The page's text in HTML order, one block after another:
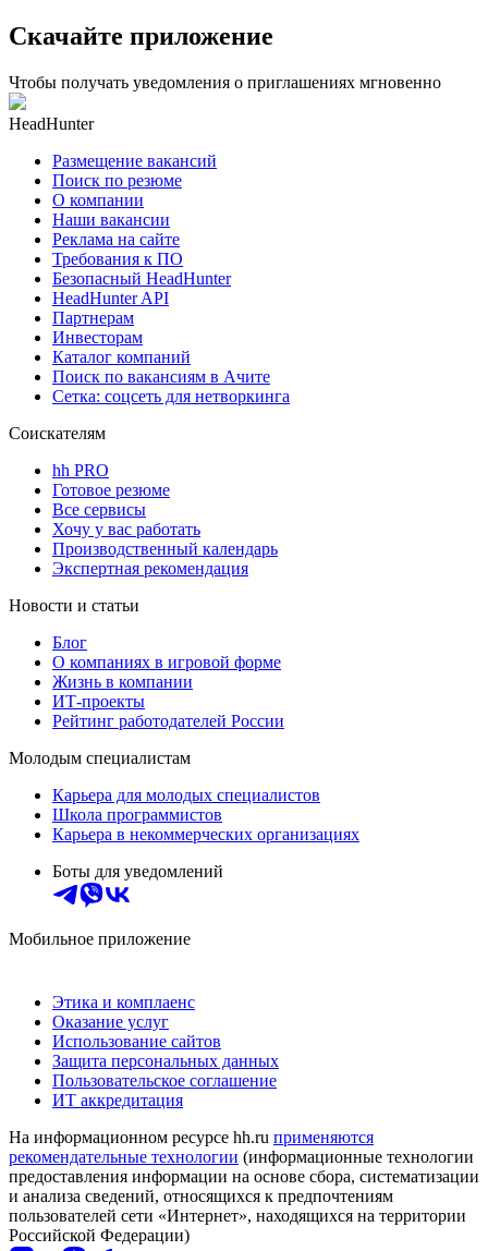
Скачайте приложение
Чтобы получать уведомления о приглашениях мгновенно
HeadHunter
Размещение вакансий
Поиск по резюме
О компании
Наши вакансии
Реклама на сайте
Требования к ПО
Безопасный HeadHunter
HeadHunter API
Партнерам
Инвесторам
Каталог компаний
Поиск по вакансиям в Ачите
Сетка: соцсеть для нетворкинга
Соискателям
hh PRO
Готовое резюме
Все сервисы
Хочу у вас работать
Производственный календарь
Экспертная рекомендация
Новости и статьи
Блог
О компаниях в игровой форме
Жизнь в компании
ИТ-проекты
Рейтинг работодателей России
Молодым специалистам
Карьера для молодых специалистов
Школа программистов
Карьера в некоммерческих организациях
Боты для уведомлений
Мобильное приложение
Этика и комплаенс
Оказание услуг
Использование сайтов
Защита персональных данных
Пользовательское соглашение
ИТ аккредитация
На информационном ресурсе hh.ru применяются
рекомендательные технологии (информационные технологии
предоставления информации на основе сбора, систематизации
и анализа сведений, относящихся к предпочтениям
пользователей сети «Интернет», находящихся на территории
Российской Федерации)